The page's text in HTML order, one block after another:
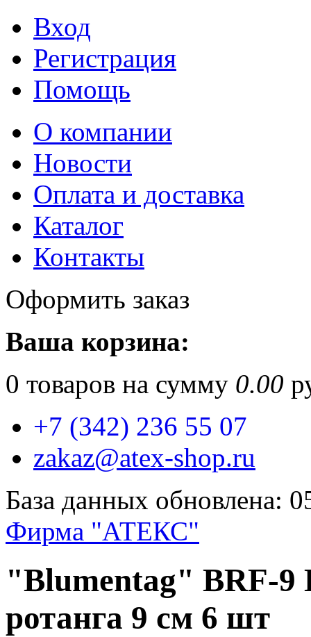
Вход
Регистрация
Помощь
О компании
Новости
Оплата и доставка
Каталог
Контакты
Оформить заказ
Ваша корзина:
0 товаров на сумму 0.00
+7 (342) 236 55 07
zakaz@atex-shop.ru
База данных обновлена:
Фирма "АТЕКС"
"Blumentag" BRF-
ротанга 9 см 6 шт